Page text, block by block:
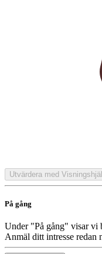
Utvärdera med
På gång
Under "På gång" visar vi
Anmäl ditt intresse redan